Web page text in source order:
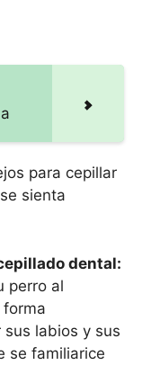
para cepillar
sienta
dental:
perro al
sus labios y sus
se familiarice